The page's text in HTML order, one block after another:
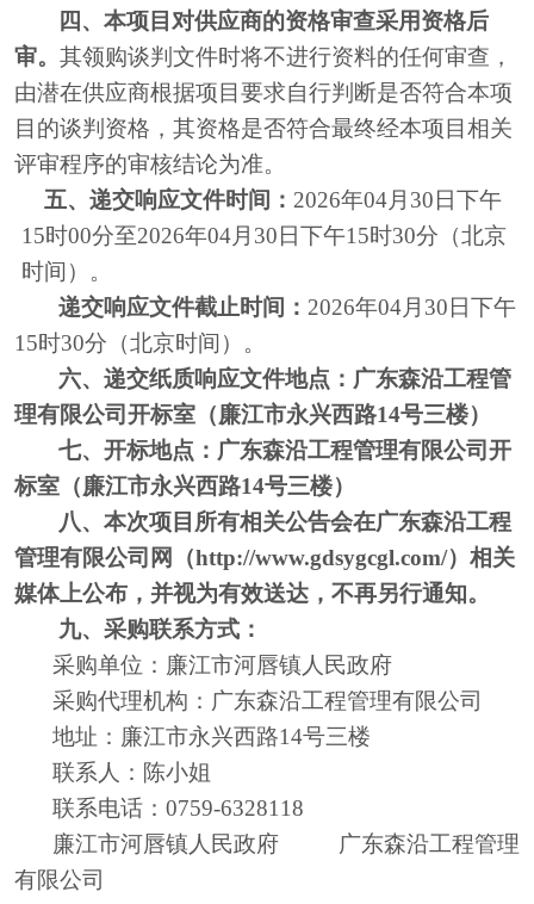
四、本项目对供应商的资格审查采用资格后
审。 其领购谈判 文件时将不进行资料的任何审查，
由潜在供应商根据项目要求自行判断是否符合本项
目的谈判 资格，其资格是否符合最终经本项目相关
评审程序的审核结论为准。
五、递交响应文件时间： 2026年04月 30 日下午
15时00分至2026年04月 30 日下午15时30分 （北京
时间）。
递交响应文件截止时间： 2026年04月 30 日下午
15时30分 （北京时间）。
六、递交纸质响应文件地点： 广东森沿工程管
理有限公司开标室（廉江市永兴西路14号三楼）
七、开标地点： 广东森沿工程管理有限公司开
标室（廉江市永兴西路14号三楼）
八、本次项目所有相关公告会在广东森沿工程
管理有限公司 网（http://www.gdsygcgl.com/）相关
媒体上公布，并视为有效送达，不再另行通知。
九、采购联系方式：
采购单位： 廉江市河唇镇人民政府
采购代理机构： 广东森沿工程管理有限公司
地址： 廉江市永兴西路14号三楼
联系人： 陈小姐
联系电话： 0759-6328118
廉江市河唇镇人民政府
广东森沿工程管理
有限公司